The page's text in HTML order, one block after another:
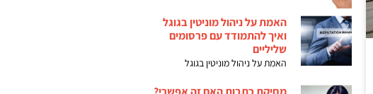
האמת על ניהול מוניטין בגוגל
ואיך להתמודד עם פרסומים
שליליים
האמת על ניהול מוניטין בגוגל